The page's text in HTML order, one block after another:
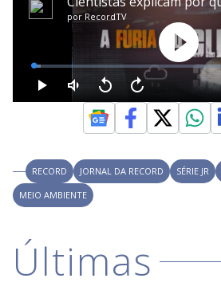
RECORD JORNAL DA RECORD SÉRIE JR
MEIO AMBIENTE
Últimas